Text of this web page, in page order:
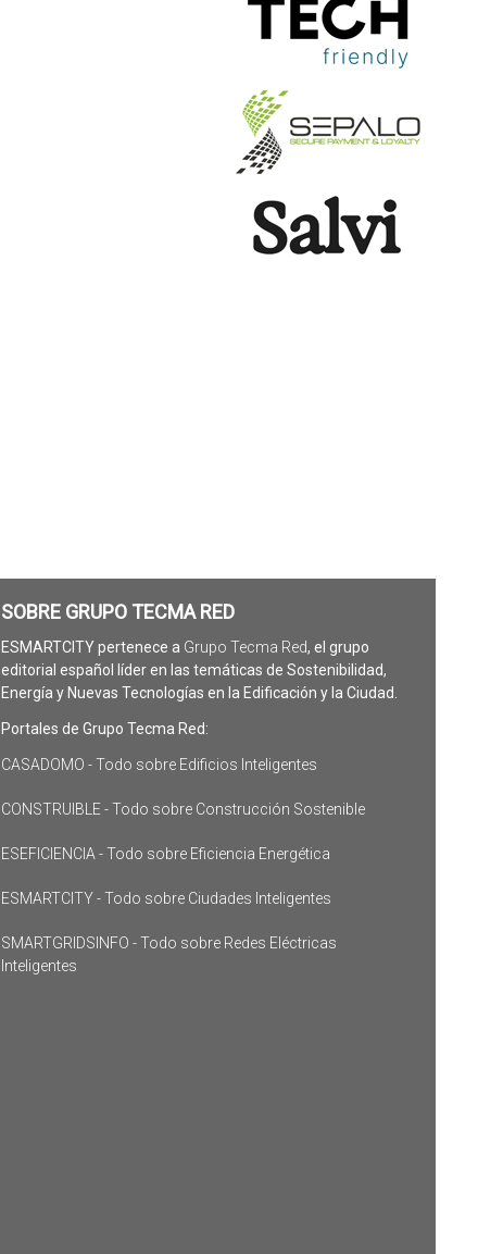
SOBRE GRUPO TECMA RED
ESMARTCITY pertenece a Grupo Tecma Red, el grupo
editorial español líder en las temáticas de Sostenibilidad,
Energía y Nuevas Tecnologías en la Edificación y la Ciudad.
Portales de Grupo Tecma Red:
CASADOMO - Todo sobre Edificios Inteligentes
CONSTRUIBLE - Todo sobre Construcción Sostenible
ESEFICIENCIA - Todo sobre Eficiencia Energética
ESMARTCITY - Todo sobre Ciudades Inteligentes
SMARTGRIDSINFO - Todo sobre Redes Eléctricas
Inteligentes